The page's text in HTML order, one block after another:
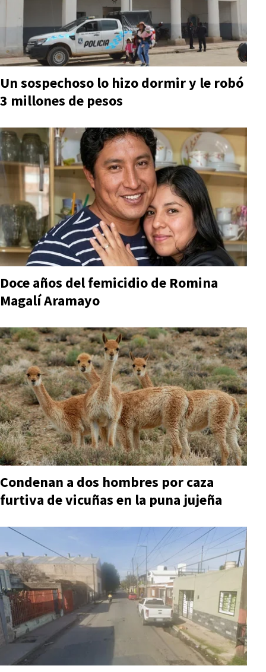
Un sospechoso lo hizo dormir y le robó
3 millones de pesos
Doce años del femicidio de Romina
Magalí Aramayo
Condenan a dos hombres por caza
furtiva de vicuñas en la puna jujeña